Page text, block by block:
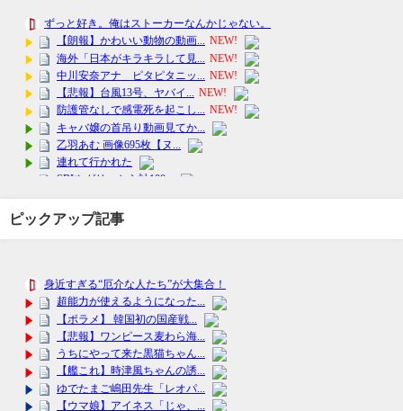
ピックアップ記事